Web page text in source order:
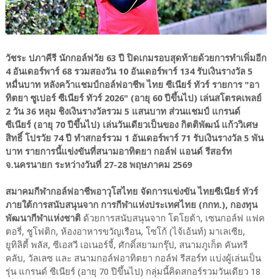
วัชระ ปภาคีรี นักกอล์ฟวัย 63 ปี ปิดเกมรอบสุดท้ายด้วยการทำเพิ่มอีก
4 อันเดอร์พาร์ 68 รวมสองวัน 10 อันเดอร์พาร์ 134 รับเงินรางวัล 5
หมื่นบาท หลังคว้าแชมป์กอล์ฟอาชีพ ไทย ซีเนียร์ ทัวร์ รายการ "อา
ทิตยา ซูเปอร์ ซีเนียร์ ทัวร์ 2026" (อายุ 60 ปีขึ้นไป) เล่นสโตรคเพลย์
2 วัน 36 หลุม ชิงเงินรางวัลรวม 5 แสนบาท ส่วนแชมป์ แกรนด์
ซีเนียร์ (อายุ 70 ปีขึ้นไป) เล่นวันเดียวเป็นของ กิตติพัฒน์ แก้ววิเศษ
สิทธิ์ โปรวัย 74 ปี ทำสกอร์รวม 1 อันเดอร์พาร์ 71 รับเงินรางวัล 5 พัน
บาท รายการนี้แข่งขันที่สนามอาทิตยา กอล์ฟ แอนด์ รีสอร์ท
จ.นครนายก ระหว่างวันที่ 27-28 พฤษภาคม 2569
สมาคมกีฬากอล์ฟอาชีพอาวุโสไทย จัดการแข่งขัน ไทยซีเนียร์ ทัวร์
ภายใต้การสนับสนุนจาก การกีฬาแห่งประเทศไทย (กกท.), กองทุน
พัฒนากีฬาแห่งชาติด้วยการสนับสนุนจาก โตโยต้า, เซนกอล์ฟ แฟค
ตอรี่, ชูโฟติก, ห้องอาหารขวัญเรือน, โซโก้ (ไจ้เอ้นท์) มาเลเซีย,
ยูทิลิตี้ พลัส, ซีเอสวี เอเนอร์จี้, ศักดิ์สยามกรุ๊ป, สนามภูเก็ต คันทรี
คลับ, วัลเลซ และ สนามกอล์ฟอาทิตยา กอล์ฟ รีสอร์ท แบ่งผู้เล่นเป็น
รุ่น แกรนด์ ซีเนียร์ (อายุ 70 ปีขึ้นไป) กลุ่มนี้คิดสกอร์รวมวันเดียว 18